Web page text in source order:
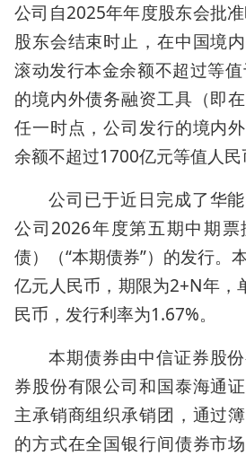
公司自2025年年度股东会批
股东会结束时止，在中国境
滚动发行本金余额不超过等
的境内外债务融资工具（即
任一时点，公司发行的境内
余额不超过1700亿元等值人民
公司已于近日完成了华
公司2026年度第五期中期
债）（“本期债券”）的发行。
亿元人民币，期限为2+N年，
民币，发行利率为1.67%。
本期债券由中信证券股
券股份有限公司和国泰海通
主承销商组织承销团，通过
的方式在全国银行间债券市